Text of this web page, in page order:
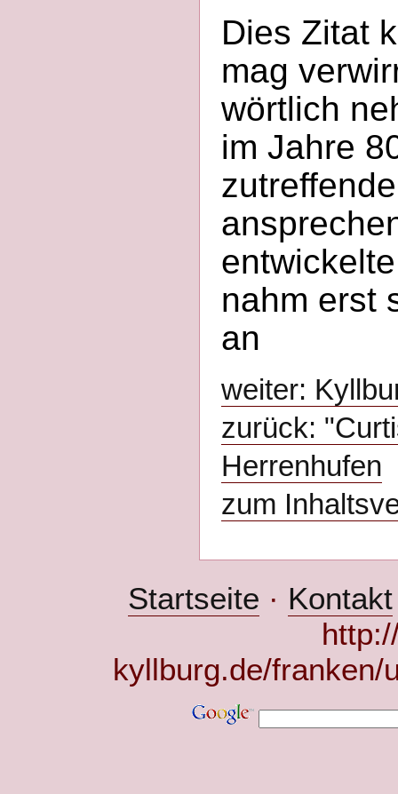
Dies Zitat
mag
wörtlich
im Jahre
nahm erst
an
weiter:
zurück:
Herrenhufen
zum
Startseite · Kontakt
kyllburg.de/franken/